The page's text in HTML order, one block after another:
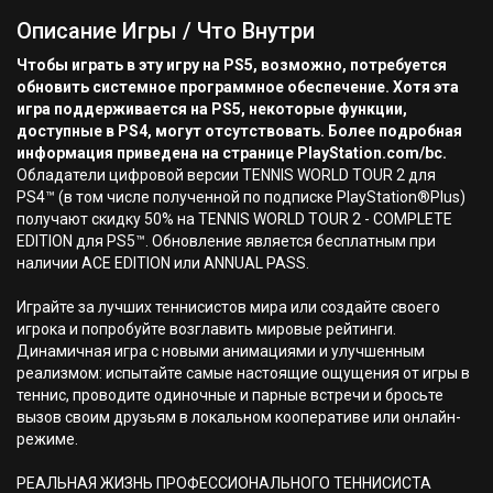
Описание Игры / Что Внутри
Чтобы играть в эту игру на PS5, возможно, потребуется
обновить системное программное обеспечение. Хотя эта
игра поддерживается на PS5, некоторые функции,
доступные в PS4, могут отсутствовать. Более подробная
информация приведена на странице PlayStation.com/bc.
Обладатели цифровой версии TENNIS WORLD TOUR 2 для
PS4™ (в том числе полученной по подписке PlayStation®Plus)
получают скидку 50% на TENNIS WORLD TOUR 2 - COMPLETE
EDITION для PS5™. Обновление является бесплатным при
наличии ACE EDITION или ANNUAL PASS.
Играйте за лучших теннисистов мира или создайте своего
игрока и попробуйте возглавить мировые рейтинги.
Динамичная игра с новыми анимациями и улучшенным
реализмом: испытайте самые настоящие ощущения от игры в
теннис, проводите одиночные и парные встречи и бросьте
вызов своим друзьям в локальном кооперативе или онлайн-
режиме.
РЕАЛЬНАЯ ЖИЗНЬ ПРОФЕССИОНАЛЬНОГО ТЕННИСИСТА